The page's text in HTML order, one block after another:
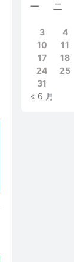
一
二
3
4
10
11
17
18
24
25
31
« 6 月